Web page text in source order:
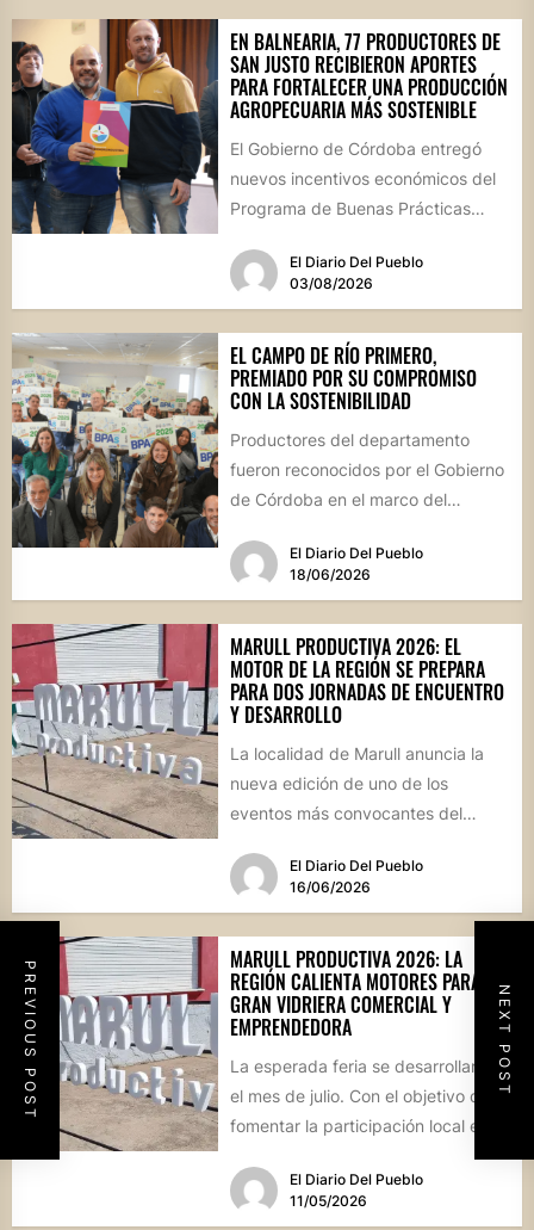
PREVIOUS POST NEXT POST
EN BALNEARIA, 77 PRODUCTORES DE
SAN JUSTO RECIBIERON APORTES
PARA FORTALECER UNA PRODUCCIÓN
AGROPECUARIA MÁS SOSTENIBLE
El Gobierno de Córdoba entregó
nuevos incentivos económicos del
Programa de Buenas Prácticas
acto realizado en...
El Diario Del Pueblo
03/08/2026
EL CAMPO DE RÍO PRIMERO,
PREMIADO POR SU COMPROMISO
CON LA SOSTENIBILIDAD
Productores del departamento
fueron reconocidos por el Gobierno
de Córdoba en el marco del
Agropecuarias (BPAs)....
El Diario Del Pueblo
18/06/2026
MARULL PRODUCTIVA 2026: EL
MOTOR DE LA REGIÓN SE PREPARA
PARA DOS JORNADAS DE ENCUENTRO
Y DESARROLLO
La localidad de Marull anuncia la
nueva edición de uno de los
eventos más convocantes del
El Diario Del Pueblo
16/06/2026
MARULL PRODUCTIVA 2026: LA
REGIÓN CALIENTA MOTORES PARA SU
GRAN VIDRIERA COMERCIAL Y
EMPRENDEDORA
La esperada feria se desarrollará en
el mes de julio. Con el objetivo de
fomentar la participación local en
El Diario Del Pueblo
11/05/2026